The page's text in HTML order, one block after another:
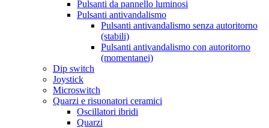
Pulsanti da pannello luminosi
Pulsanti antivandalismo
Pulsanti antivandalismo senza autoritorno
(stabili)
Pulsanti antivandalismo con autoritorno
(momentanei)
Dip switch
Joystick
Microswitch
Quarzi e risuonatori ceramici
Oscillatori ibridi
Quarzi